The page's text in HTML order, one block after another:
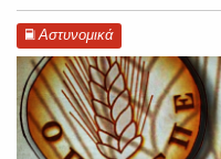
Αστυνομικά